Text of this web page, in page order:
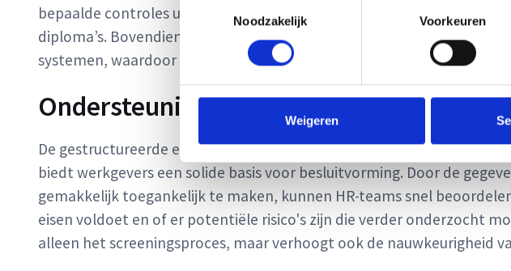
Noodzakelijk
Voorkeuren
Weigeren
bepaalde controles uit te voeren, zoals het verifiëren van referenties
diploma’s. Bovendien kunnen de formulieren eenvoudig worden
systemen, waardoor het mogelijk is om de gegevens efficiënt te
Ondersteuning voor besluitvorming
De gestructureerde en gedetailleerde informatie die via FFORMS-
biedt werkgevers een solide basis voor besluitvorming. Door de
gemakkelijk toegankelijk te maken, kunnen HR-teams snel
eisen voldoet en of er potentiële risico's zijn die verder onderzocht
alleen het screeningsproces, maar verhoogt ook de nauwkeurigheid